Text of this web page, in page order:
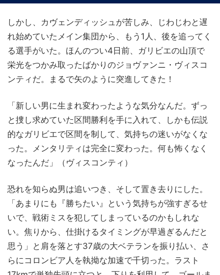
しかし、カヴェンディッシュが苦しみ、じわじわと遅
れ始めていたメイン集団から、もう1人、後を追ってく
る選手がいた。ほんのつい4日前、ガリビエの山頂で
栄光をつかみ取ったばかりのジョヴァンニ・ヴィスコ
ンティだ。まるで矢のように突進してきた！
「新しい男に生まれ変わったような気分なんだ。ずっ
と捜し求めていた区間勝利を手に入れて、しかも伝説
的なガリビエで区間を制して、気持ちの迷いがなくな
った。メンタリティは完全に変わった。何も怖くなく
なったんだ」（ヴィスコンティ）
恐れを知らぬ男は追いつき、そして置き去りにした。
「あまりにも『勝ちたい』という気持ちが強すぎるせ
いで、戦術ミスを犯してしまっているのかもしれな
い。焦りから、仕掛けるタイミングが早過ぎるんだと
思う」と肩を落とす37歳の大ベテランを振り払い、さ
らにコロンビア人を執拗な加速で千切った。ラスト